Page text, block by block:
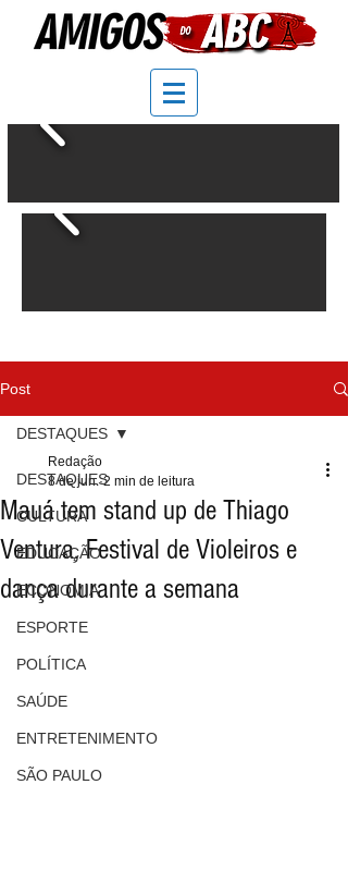
Post
DESTAQUES
CULTURA
EDUCAÇÃO
ECONOMIA
ESPORTE
POLÍTICA
SAÚDE
ENTRETENIMENTO
SÃO PAULO
DESTAQUES
Mauá tem stand up de Thiago
Ventura, Festival de Violeiros e
dança durante a semana
Redação
8 de jun. 2 min de leitura